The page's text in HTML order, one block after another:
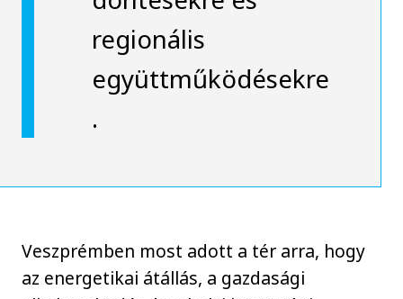
regionális
együttműködésekre
.
Veszprémben most adott a tér arra, hogy
az energetikai átállás, a gazdasági